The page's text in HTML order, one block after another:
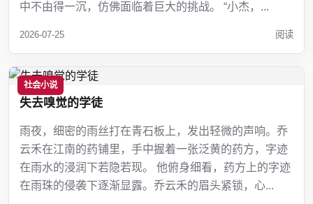
中不由得一沉，仿佛面临着巨大的挑战。 “小杰，...
2026-07-25 阅读
社会小说
失去嗅觉的学徒
雨夜，细密的雨丝打在青石板上，发出轻微的声响。乔
云禾在江南的药铺里，手中握着一张泛黄的药方，字迹
在雨水的浸润下若隐若现。 他俯身细看，药方上的字迹
在雨珠的侵袭下逐渐显露。乔云禾的眉头紧锁，心...